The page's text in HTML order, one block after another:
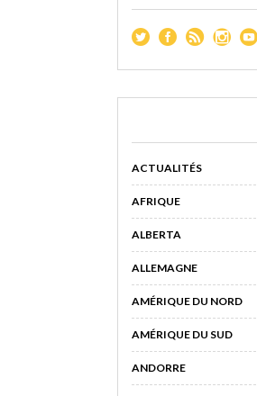
ACTUALITÉS
AFRIQUE
ALBERTA
ALLEMAGNE
AMÉRIQUE DU NORD
AMÉRIQUE DU SUD
ANDORRE